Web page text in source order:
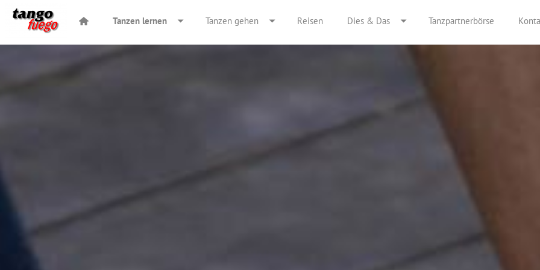
Tanzen lernen Tanzen gehen Reisen Dies & Das Tanzpartnerbörse